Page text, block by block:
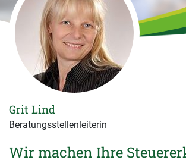
Wir machen Ihre
Grit Lind
Beratungsstellenleiterin